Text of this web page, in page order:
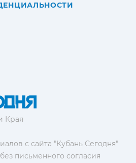
Края
с сайта "Кубань Сегодня"
письменного согласия